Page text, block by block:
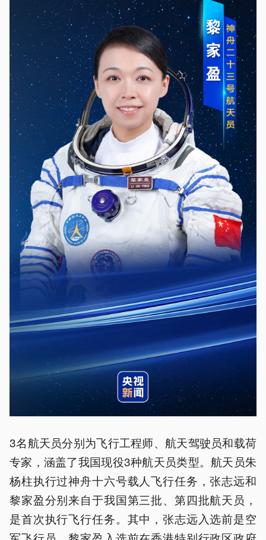
3名航天员分别为飞行工程师、航天驾驶员和载荷
专家，涵盖了我国现役3种航天员类型。航天员朱
杨柱执行过神舟十六号载人飞行任务，张志远和
黎家盈分别来自于我国第三批、第四批航天员，
是首次执行飞行任务。其中，张志远入选前是空